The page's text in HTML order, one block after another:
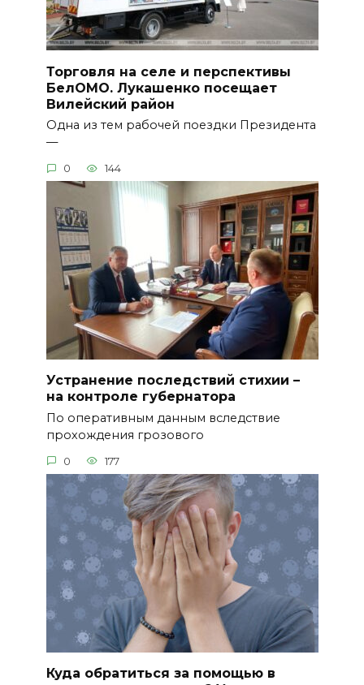
Торговля на селе и перспективы
БелОМО. Лукашенко посещает
Вилейский район
Одна из тем рабочей поездки Президента
—
0 144
Устранение последствий стихии –
на контроле губернатора
По оперативным данным вследствие
прохождения грозового
0 177
Куда обратиться за помощью в